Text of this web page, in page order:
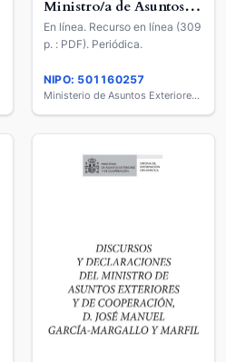
Ministro/a de Asuntos
Exteriores y de
Cooperación
En línea. Recurso en línea (309
p. : PDF). Periódica.
NIPO: 501160257
Ministerio de Asuntos Exteriores y de Cooperación